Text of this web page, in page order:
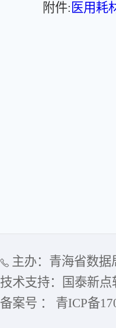
附件: 医用耗
主办：青海省数
技术支持：国泰新点
备案号 ： 青ICP备